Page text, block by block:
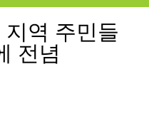
역 주민들
전념